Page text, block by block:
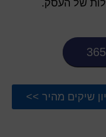
של העסק.
שיקים מהיר >>